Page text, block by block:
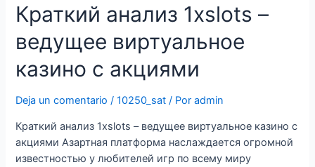
с
кушом
в
виртуальном
казино
Краткий анализ 1xslots –
ведущее виртуальное
казино с акциями
Deja un comentario /10250_sat / Poradmin
Краткий анализ 1xslots – ведущее виртуальное казино с
акциями Азартная платформа наслаждается огромной
известностью у любителей игр по всему миру